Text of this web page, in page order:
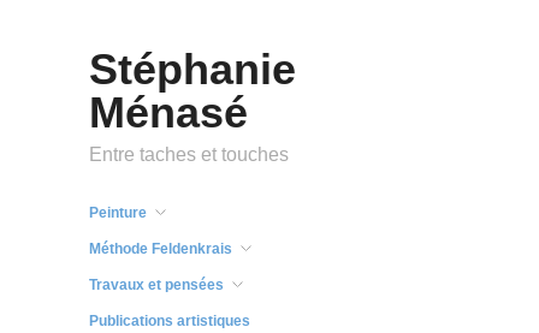
Stéphanie
Ménasé
Entre taches et touches
Peinture
Méthode Feldenkrais
Travaux et pensées
Publications artistiques